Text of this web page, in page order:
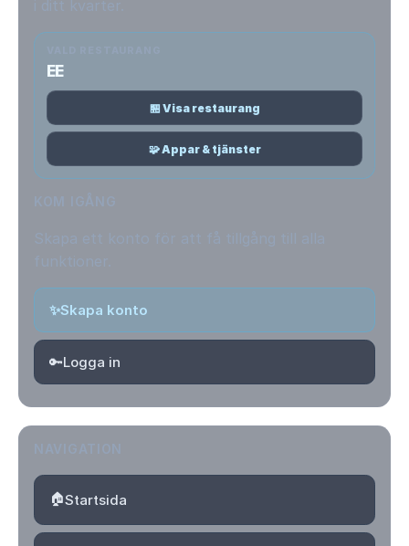
EE
🏪 Visa restaurang
🧩 Appar & tjänster
✨Skapa konto
🔑Logga in
🏠Startsida